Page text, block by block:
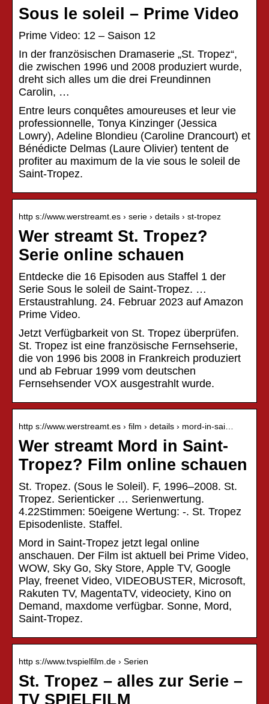
Sous le soleil – Prime Video
Prime Video: 12 – Saison 12
In der französischen Dramaserie „St. Tropez“,
die zwischen 1996 und 2008 produziert wurde,
dreht sich alles um die drei Freundinnen
Carolin, …
Entre leurs conquêtes amoureuses et leur vie
professionnelle, Tonya Kinzinger (Jessica
Lowry), Adeline Blondieu (Caroline Drancourt) et
Bénédicte Delmas (Laure Olivier) tentent de
profiter au maximum de la vie sous le soleil de
Saint-Tropez.
http s://www.werstreamt.es › serie › details › st-tropez
Wer streamt St. Tropez?
Serie online schauen
Entdecke die 16 Episoden aus Staffel 1 der
Serie Sous le soleil de Saint-Tropez. …
Erstaustrahlung. 24. Februar 2023 auf Amazon
Prime Video.
Jetzt Verfügbarkeit von St. Tropez überprüfen.
St. Tropez ist eine französische Fernsehserie,
die von 1996 bis 2008 in Frankreich produziert
und ab Februar 1999 vom deutschen
Fernsehsender VOX ausgestrahlt wurde.
http s://www.werstreamt.es › film › details › mord-in-sai…
Wer streamt Mord in Saint-
Tropez? Film online schauen
St. Tropez. (Sous le Soleil). F, 1996–2008. St.
Tropez. Serienticker … Serienwertung.
4.22Stimmen: 50eigene Wertung: -. St. Tropez
Episodenliste. Staffel.
Mord in Saint-Tropez jetzt legal online
anschauen. Der Film ist aktuell bei Prime Video,
WOW, Sky Go, Sky Store, Apple TV, Google
Play, freenet Video, VIDEOBUSTER, Microsoft,
Rakuten TV, MagentaTV, videociety, Kino on
Demand, maxdome verfügbar. Sonne, Mord,
Saint-Tropez.
http s://www.tvspielfilm.de › Serien
St. Tropez – alles zur Serie –
TV SPIELFILM